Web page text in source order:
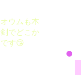
ウムも本
でどこか
す😘